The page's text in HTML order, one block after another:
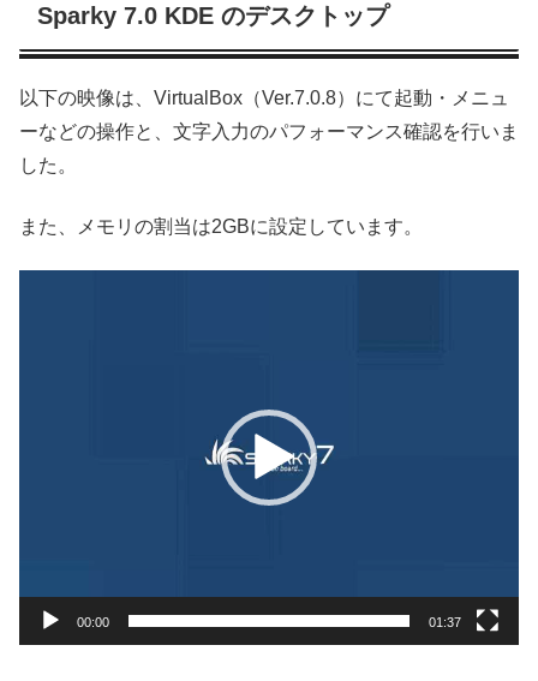
Sparky 7.0 KDE のデスクトップ
以下の映像は、VirtualBox（Ver.7.0.8）にて起動・メニュ
ーなどの操作と、文字入力のパフォーマンス確認を行いま
した。
また、メモリの割当は2GBに設定しています。
00:00 01:37